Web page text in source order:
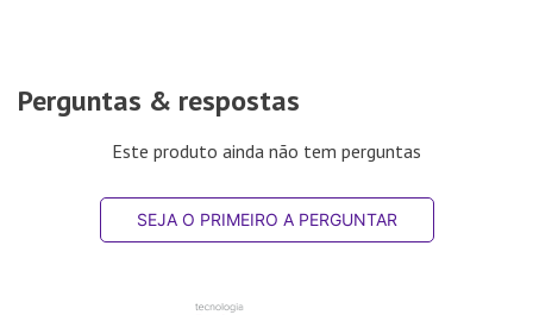
Perguntas & respostas
Este produto ainda não tem perguntas
SEJA O PRIMEIRO A PERGUNTAR